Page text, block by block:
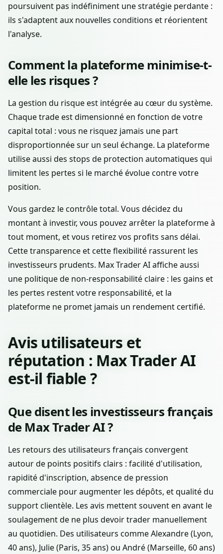
poursuivent pas indéfiniment une stratégie perdante :
ils s'adaptent aux nouvelles conditions et réorientent
l'analyse.
Comment la plateforme minimise-t-
elle les risques ?
La gestion du risque est intégrée au cœur du système.
Chaque trade est dimensionné en fonction de votre
capital total : vous ne risquez jamais une part
disproportionnée sur un seul échange. La plateforme
utilise aussi des stops de protection automatiques qui
limitent les pertes si le marché évolue contre votre
position.
Vous gardez le contrôle total. Vous décidez du
montant à investir, vous pouvez arrêter la plateforme à
tout moment, et vous retirez vos profits sans délai.
Cette transparence et cette flexibilité rassurent les
investisseurs prudents. Max Trader AI affiche aussi
une politique de non-responsabilité claire : les gains et
les pertes restent votre responsabilité, et la
plateforme ne promet jamais un rendement certifié.
Avis utilisateurs et
réputation : Max Trader AI
est-il fiable ?
Que disent les investisseurs français
de Max Trader AI ?
Les retours des utilisateurs français convergent
autour de points positifs clairs : facilité d'utilisation,
rapidité d'inscription, absence de pression
commerciale pour augmenter les dépôts, et qualité du
support clientèle. Les avis mettent souvent en avant le
soulagement de ne plus devoir trader manuellement
au quotidien. Des utilisateurs comme Alexandre (Lyon,
40 ans), Julie (Paris, 35 ans) ou André (Marseille, 60 ans)